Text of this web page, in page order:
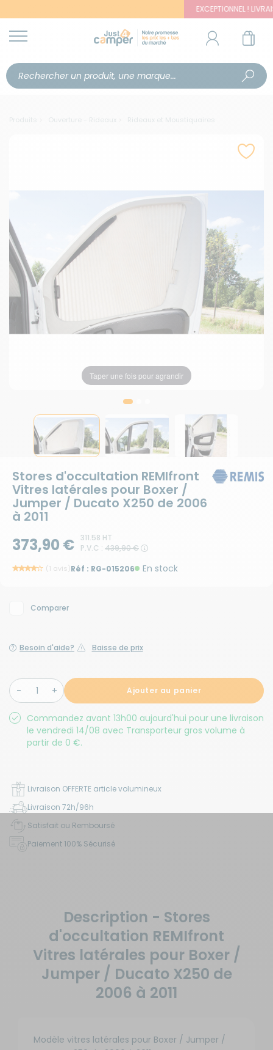
EXCEPTIONNEL ! LIVRAISON
Produits Ouverture - Rideaux Rideaux et Moustiquaires
Taper une fois pour agrandir
Taper une fois pour agrandir
Taper une fois pour agrandir
Stores d'occultation REMIfront
Vitres latérales pour Boxer /
Jumper / Ducato X250 de 2006
à 2011
373,90 € 311.58 HT
P.V.C : 439,90 €
(1 avis)Réf : RG-015206 En stock
Comparer
Besoin d'aide? Baisse de prix
Ajouter au panier
Commandez avant 13h00 aujourd'hui pour une livraison
le vendredi 14/08 avec Transporteur gros volume à
partir de 0 €.
Livraison OFFERTE article volumineux
Livraison 72h/96h
Satisfait ou Remboursé
Paiement 100% Sécurisé
Description - Stores
d'occultation REMIfront
Vitres latérales pour Boxer /
Jumper / Ducato X250 de
2006 à 2011
Modèle vitres latérales pour Boxer / Jumper /